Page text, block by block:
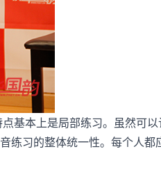
基本上是局部练习。虽然可以
练习的整体统一性。每个人都